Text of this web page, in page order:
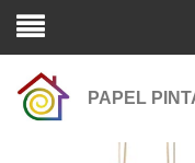
PAPEL